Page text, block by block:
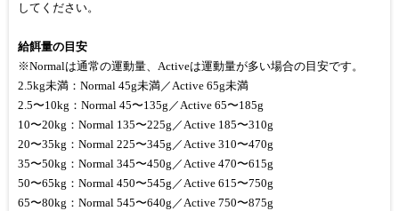
してください。
給餌量の目安
※Normalは通常の運動量、Activeは運動量が多い場合の目安です。
2.5kg未満：Normal 45g未満／Active 65g未満
2.5〜10kg：Normal 45〜135g／Active 65〜185g
10〜20kg：Normal 135〜225g／Active 185〜310g
20〜35kg：Normal 225〜345g／Active 310〜470g
35〜50kg：Normal 345〜450g／Active 470〜615g
50〜65kg：Normal 450〜545g／Active 615〜750g
65〜80kg：Normal 545〜640g／Active 750〜875g